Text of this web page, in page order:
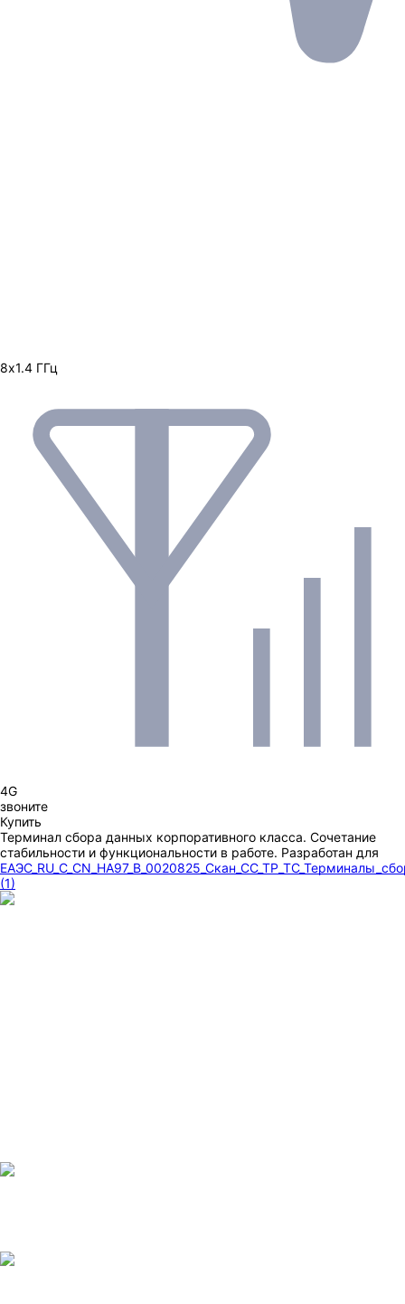
8х1.4 ГГц
4G
звоните
Купить
Терминал сбора данных корпоративного класса. Сочетание
стабильности и функциональности в работе. Разработан для
(1)